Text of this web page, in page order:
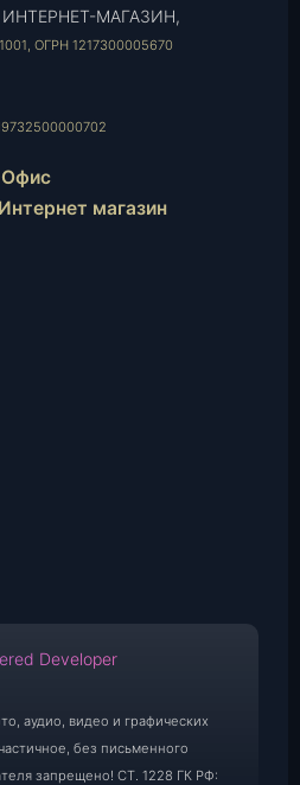
МАГАЗИН,
ОГРН 1217300005670
магазин
Developer
аудио, видео и графических
без письменного
запрещено! СТ. 1228 ГК РФ: